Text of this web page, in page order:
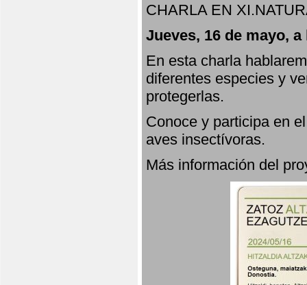
CHARLA EN
Jueves, 16 de mayo,
En esta charla
diferentes especies y
protegerlas.
Conoce y participa en
aves insectívoras.
Más información del